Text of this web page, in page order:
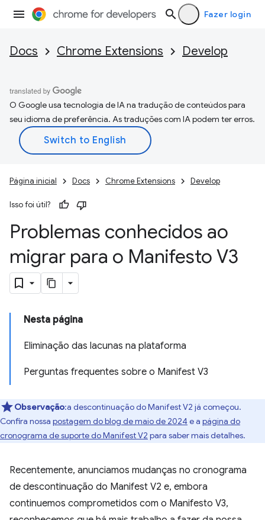
Fazer login
Docs Chrome Extensions Develop
O Google usa tecnologia de IA na tradução de conteúdos para
seu idioma de preferência. As traduções com IA podem ter erros.
Página inicial Docs Chrome Extensions Develop
Isso foi útil?
Problemas conhecidos ao
migrar para o Manifesto V3
Nesta página
Eliminação das lacunas na plataforma
Perguntas frequentes sobre o Manifest V3
Observação:a descontinuação do Manifest V2 já começou.
Confira nossa postagem do blog de maio de 2024e a página do
cronograma de suporte do Manifest V2 para saber mais detalhes.
Recentemente, anunciamos mudanças no cronograma
de descontinuação do Manifest V2 e, embora
continuemos comprometidos com o Manifesto V3,